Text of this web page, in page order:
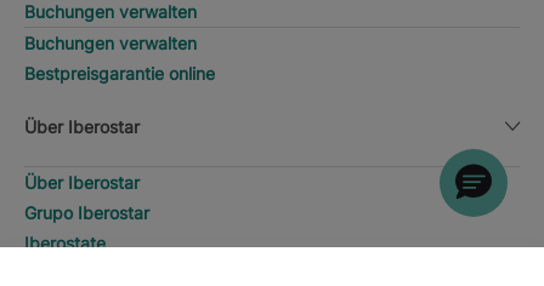
Buchungen verwalten
Buchungen verwalten
Bestpreisgarantie online
Über Iberostar
Über Iberostar
Grupo Iberostar
Iberostate